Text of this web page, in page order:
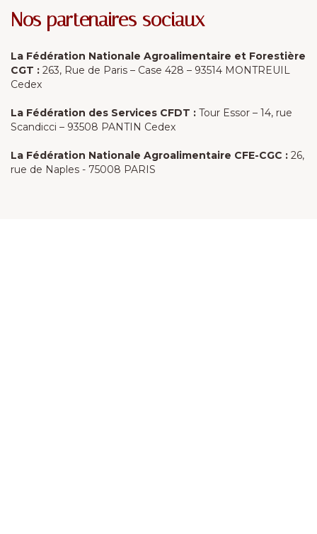
Nos partenaires sociaux
La Fédération Nationale Agroalimentaire et Forestière
CGT : 263, Rue de Paris – Case 428 – 93514 MONTREUIL
Cedex
La Fédération des Services CFDT : Tour Essor – 14, rue
Scandicci – 93508 PANTIN Cedex
La Fédération Nationale Agroalimentaire CFE-CGC : 26,
rue de Naples - 75008 PARIS